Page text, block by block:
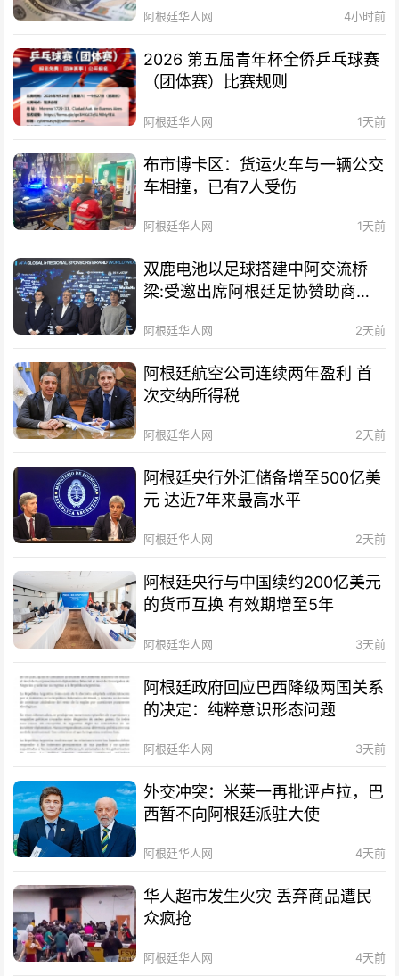
阿根廷华人网 4小时前
2026 第五届青年杯全侨乒乓球赛
（团体赛）比赛规则
阿根廷华人网 1天前
布市博卡区：货运火车与一辆公交
车相撞，已有7人受伤
阿根廷华人网 1天前
双鹿电池以足球搭建中阿交流桥
梁:受邀出席阿根廷足协赞助商招
阿根廷华人网 2天前
阿根廷航空公司连续两年盈利 首
次交纳所得税
阿根廷华人网 2天前
阿根廷央行外汇储备增至500亿美
元 达近7年来最高水平
阿根廷华人网 2天前
阿根廷央行与中国续约200亿美元
的货币互换 有效期增至5年
阿根廷华人网 3天前
阿根廷政府回应巴西降级两国关系
的决定：纯粹意识形态问题
阿根廷华人网 3天前
外交冲突：米莱一再批评卢拉，巴
西暂不向阿根廷派驻大使
阿根廷华人网 4天前
华人超市发生火灾 丢弃商品遭民
众疯抢
阿根廷华人网 4天前